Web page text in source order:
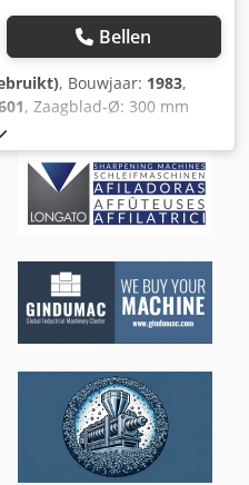
Bellen
, Bouwjaar: 1983,
, Zaagblad-Ø: 300 mm
Ajyh Hn Hjg Ija
50 x 140 mm
links en rechts op
vergrendelbaar
50 kg